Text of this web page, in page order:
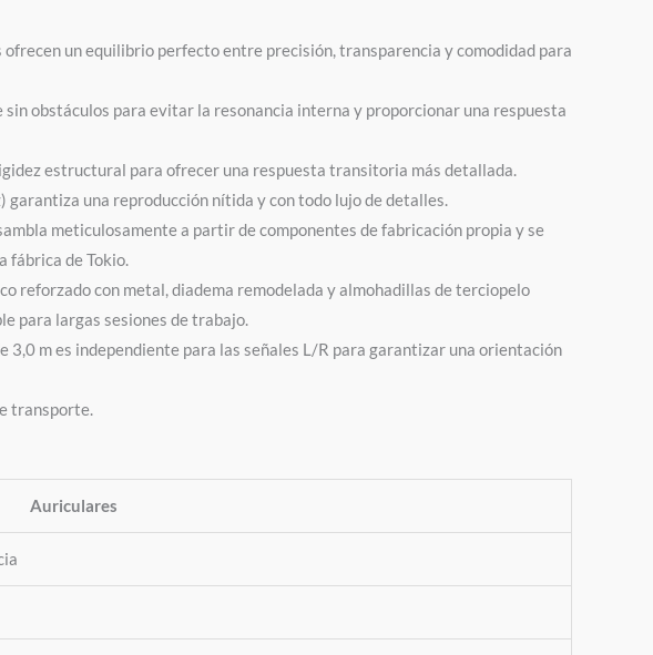
un equilibrio perfecto entre precisión, transparencia y comodidad para
obstáculos para evitar la resonancia interna y proporcionar una respuesta
estructural para ofrecer una respuesta transitoria más detallada.
una reproducción nítida y con todo lujo de detalles.
meticulosamente a partir de componentes de fabricación propia y se
fábrica de Tokio.
reforzado con metal, diadema remodelada y almohadillas de terciopelo
para largas sesiones de trabajo.
3,0 m es independiente para las señales L/R para garantizar una orientación
transporte.
Auriculares